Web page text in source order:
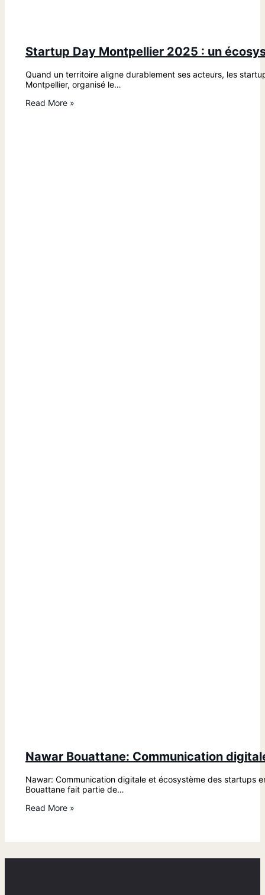
Startup Day Montpellier 2025 : un
Quand un territoire aligne durablement ses acteurs, les
Montpellier, organisé le…
Read More »
Nawar Bouattane: Communication
Nawar: Communication digitale et écosystème des startups
Bouattane fait partie de…
Read More »